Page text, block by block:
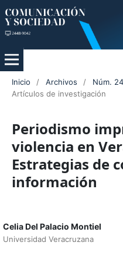
Inicio / Archivos / Núm.
Artículos de investigación
Periodismo
violencia en
Estrategias de
información
Celia Del Palacio Montiel
Universidad Veracruzana